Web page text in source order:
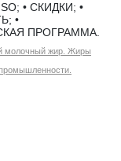
• СКИДКИ; •
•
ПРОГРАММА.
молочный жир. Жиры